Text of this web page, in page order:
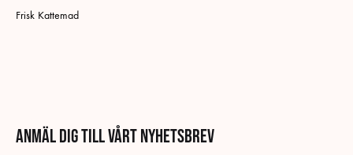
Frisk Kattemad
Anmäl dig till vårt nyhetsbrev
Svenska